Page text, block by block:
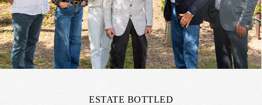
ESTATE BOTTLED